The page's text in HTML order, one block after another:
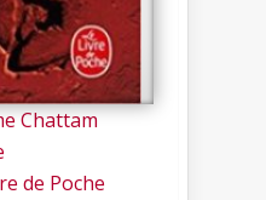
Chattam
de Poche